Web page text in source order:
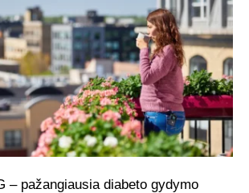
– pažangiausia diabeto gydymo